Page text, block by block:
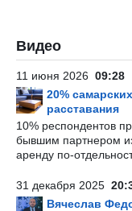
Видео
11 июня 2026 09:28
20%
расставания
10% респондентов
бывшим партнером
аренду по-
31 декабря 2025
Вячеслав